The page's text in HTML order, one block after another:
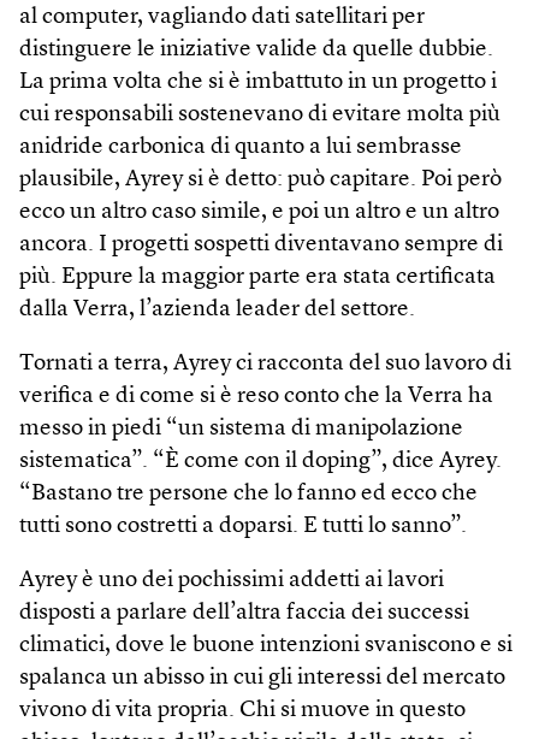
al computer, vagliando dati satellitari per
distinguere le iniziative valide da quelle dubbie.
La prima volta che si è imbattuto in un progetto i
cui responsabili sostenevano di evitare molta più
anidride carbonica di quanto a lui sembrasse
plausibile, Ayrey si è detto: può capitare. Poi però
ecco un altro caso simile, e poi un altro e un altro
ancora. I progetti sospetti diventavano sempre di
più. Eppure la maggior parte era stata certificata
dalla Verra, l’azienda leader del settore.
Tornati a terra, Ayrey ci racconta del suo lavoro di
verifica e di come si è reso conto che la Verra ha
messo in piedi “un sistema di manipolazione
sistematica”. “È come con il doping”, dice Ayrey.
“Bastano tre persone che lo fanno ed ecco che
tutti sono costretti a doparsi. E tutti lo sanno”.
Ayrey è uno dei pochissimi addetti ai lavori
disposti a parlare dell’altra faccia dei successi
climatici, dove le buone intenzioni svaniscono e si
spalanca un abisso in cui gli interessi del mercato
vivono di vita propria. Chi si muove in questo